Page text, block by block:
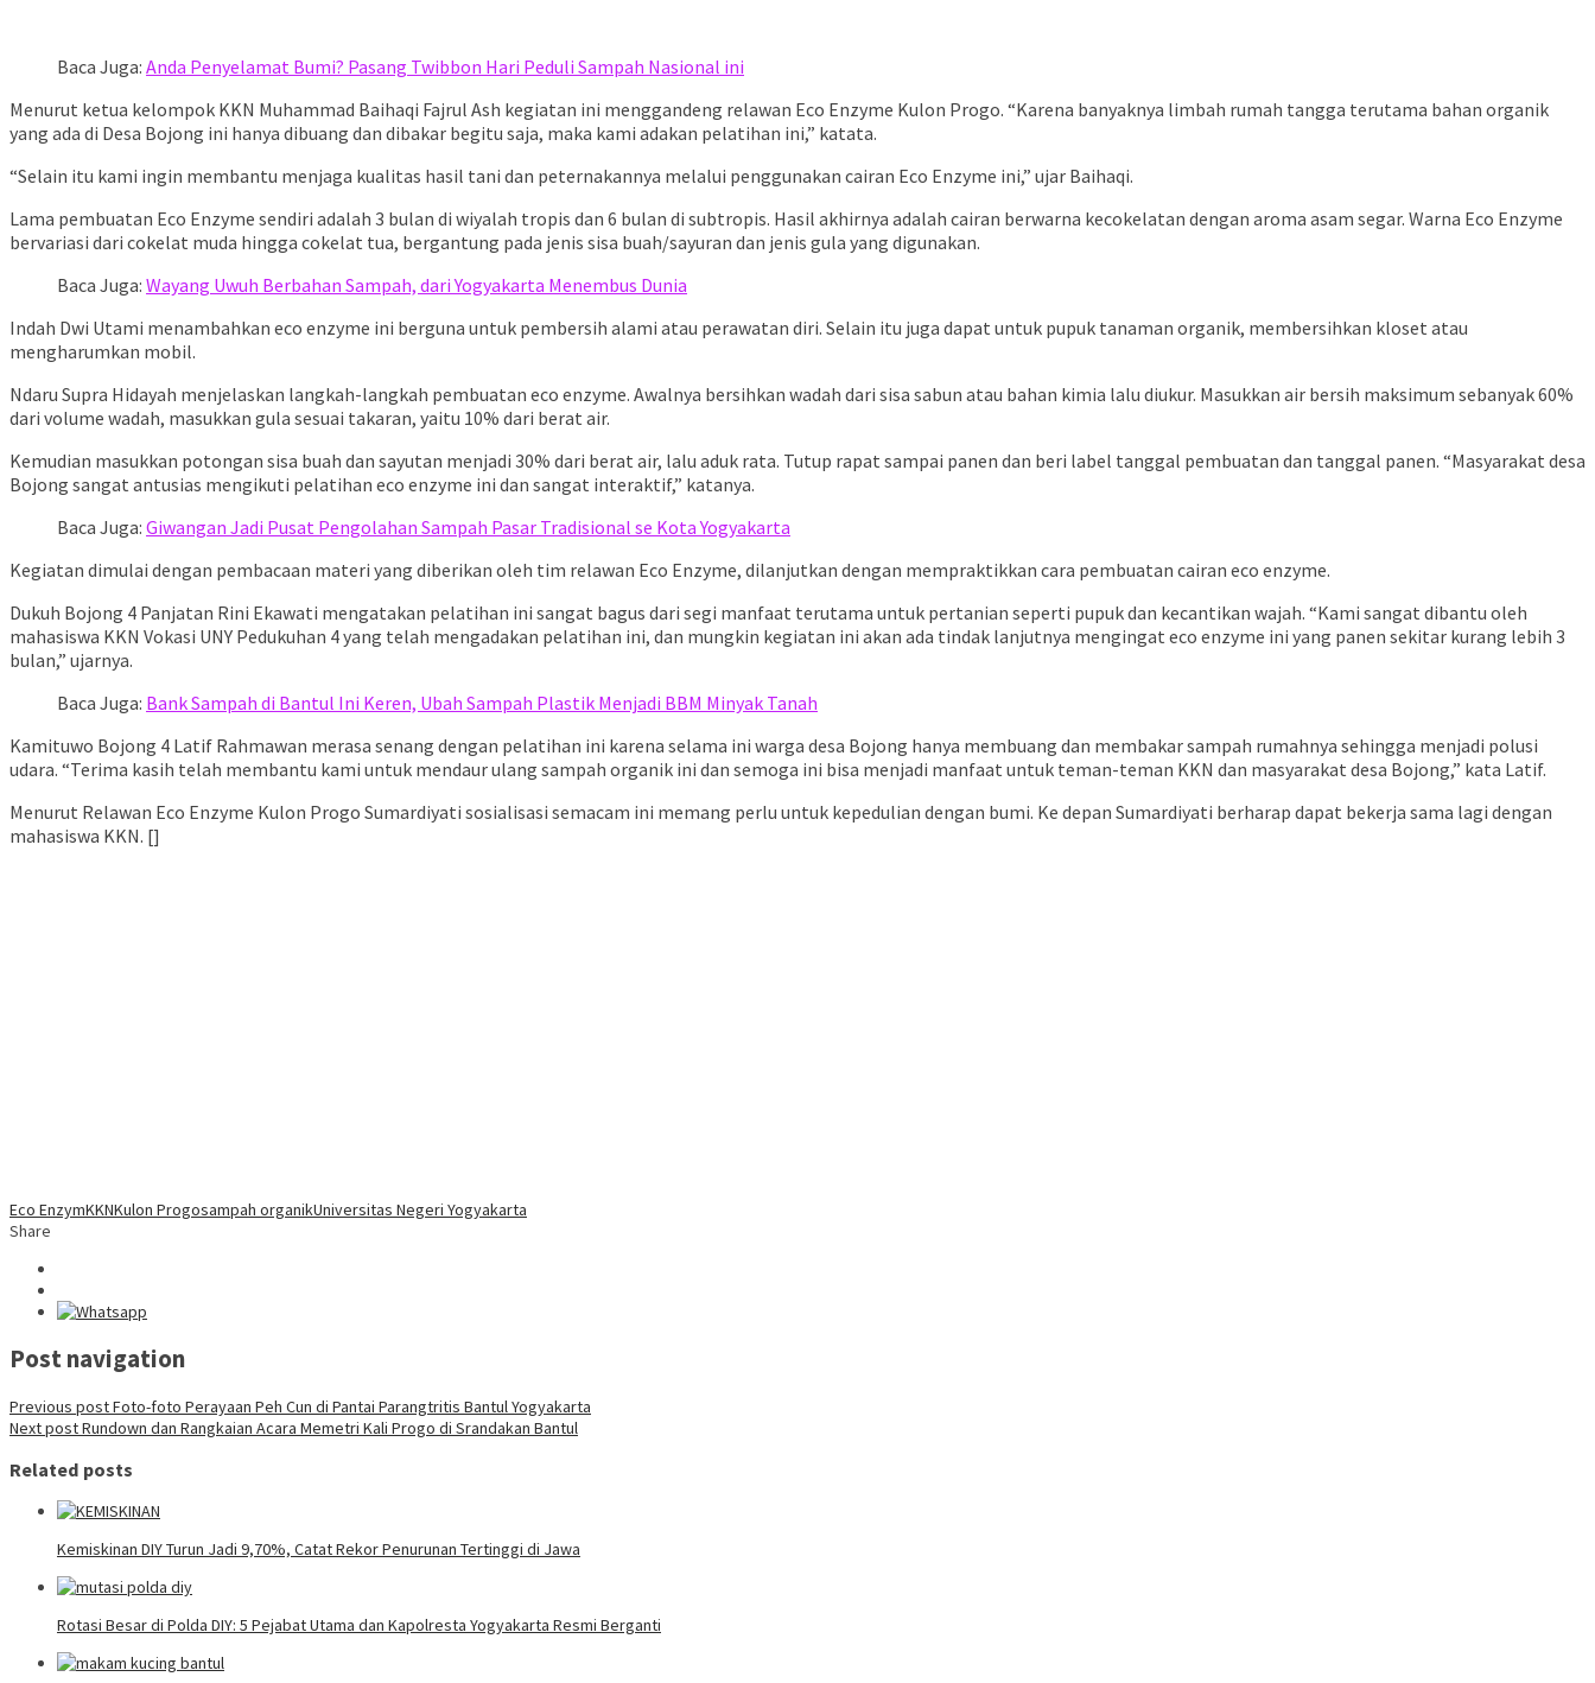
Baca Juga: Anda Penyelamat Bumi? Pasang Twibbon Hari Peduli Sampah Nasional ini
Menurut ketua kelompok KKN Muhammad Baihaqi Fajrul Ash kegiatan ini menggandeng relawan Eco Enzyme Kulon Progo. “Karena banyaknya limbah rumah tangga terutama bahan organik
yang ada di Desa Bojong ini hanya dibuang dan dibakar begitu saja, maka kami adakan pelatihan ini,” katata.
“Selain itu kami ingin membantu menjaga kualitas hasil tani dan peternakannya melalui penggunakan cairan Eco Enzyme ini,” ujar Baihaqi.
Lama pembuatan Eco Enzyme sendiri adalah 3 bulan di wiyalah tropis dan 6 bulan di subtropis. Hasil akhirnya adalah cairan berwarna kecokelatan dengan aroma asam segar. Warna Eco Enzyme
bervariasi dari cokelat muda hingga cokelat tua, bergantung pada jenis sisa buah/sayuran dan jenis gula yang digunakan.
Baca Juga: Wayang Uwuh Berbahan Sampah, dari Yogyakarta Menembus Dunia
Indah Dwi Utami menambahkan eco enzyme ini berguna untuk pembersih alami atau perawatan diri. Selain itu juga dapat untuk pupuk tanaman organik, membersihkan kloset atau
mengharumkan mobil.
Ndaru Supra Hidayah menjelaskan langkah-langkah pembuatan eco enzyme. Awalnya bersihkan wadah dari sisa sabun atau bahan kimia lalu diukur. Masukkan air bersih maksimum sebanyak 60%
dari volume wadah, masukkan gula sesuai takaran, yaitu 10% dari berat air.
Kemudian masukkan potongan sisa buah dan sayutan menjadi 30% dari berat air, lalu aduk rata. Tutup rapat sampai panen dan beri label tanggal pembuatan dan tanggal panen. “Masyarakat desa
Bojong sangat antusias mengikuti pelatihan eco enzyme ini dan sangat interaktif,” katanya.
Baca Juga: Giwangan Jadi Pusat Pengolahan Sampah Pasar Tradisional se Kota Yogyakarta
Kegiatan dimulai dengan pembacaan materi yang diberikan oleh tim relawan Eco Enzyme, dilanjutkan dengan mempraktikkan cara pembuatan cairan eco enzyme.
Dukuh Bojong 4 Panjatan Rini Ekawati mengatakan pelatihan ini sangat bagus dari segi manfaat terutama untuk pertanian seperti pupuk dan kecantikan wajah. “Kami sangat dibantu oleh
mahasiswa KKN Vokasi UNY Pedukuhan 4 yang telah mengadakan pelatihan ini, dan mungkin kegiatan ini akan ada tindak lanjutnya mengingat eco enzyme ini yang panen sekitar kurang lebih 3
bulan,” ujarnya.
Baca Juga: Bank Sampah di Bantul Ini Keren, Ubah Sampah Plastik Menjadi BBM Minyak Tanah
Kamituwo Bojong 4 Latif Rahmawan merasa senang dengan pelatihan ini karena selama ini warga desa Bojong hanya membuang dan membakar sampah rumahnya sehingga menjadi polusi
udara. “Terima kasih telah membantu kami untuk mendaur ulang sampah organik ini dan semoga ini bisa menjadi manfaat untuk teman-teman KKN dan masyarakat desa Bojong,” kata Latif.
Menurut Relawan Eco Enzyme Kulon Progo Sumardiyati sosialisasi semacam ini memang perlu untuk kepedulian dengan bumi. Ke depan Sumardiyati berharap dapat bekerja sama lagi dengan
mahasiswa KKN. []
Eco EnzymKKNKulon Progosampah organikUniversitas Negeri Yogyakarta
Share
Post navigation
Previous postFoto-foto Perayaan Peh Cun di Pantai Parangtritis Bantul Yogyakarta
Next postRundown dan Rangkaian Acara Memetri Kali Progo di Srandakan Bantul
Related posts
Kemiskinan DIY Turun Jadi 9,70%, Catat Rekor Penurunan Tertinggi di Jawa
Rotasi Besar di Polda DIY: 5 Pejabat Utama dan Kapolresta Yogyakarta Resmi Berganti